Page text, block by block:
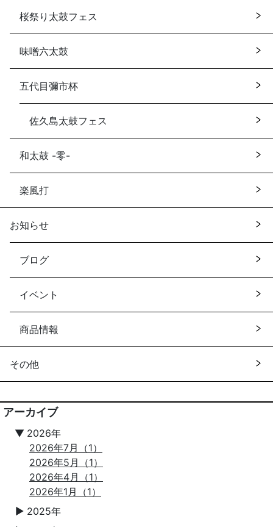
桜祭り太鼓フェス
味噌六太鼓
五代目彌市杯
佐久島太鼓フェス
和太鼓 -零-
楽風打
お知らせ
ブログ
イベント
商品情報
その他
アーカイブ
▼ 2026年
2026年7月（1）
2026年5月（1）
2026年4月（1）
2026年1月（1）
▼ 2025年